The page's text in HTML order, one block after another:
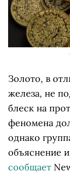
Золото, в
железа, не
блеск на
феномена
однако
объяснение
сообщает